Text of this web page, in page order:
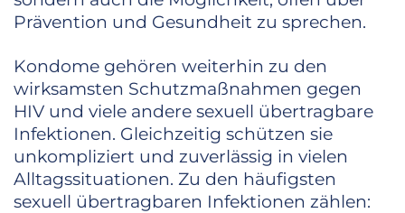
Prävention und Gesundheit zu sprechen.
Kondome gehören weiterhin zu den
wirksamsten Schutzmaßnahmen gegen
HIV und viele andere sexuell übertragbare
Infektionen. Gleichzeitig schützen sie
unkompliziert und zuverlässig in vielen
Alltagssituationen. Zu den häufigsten
sexuell übertragbaren Infektionen zählen: